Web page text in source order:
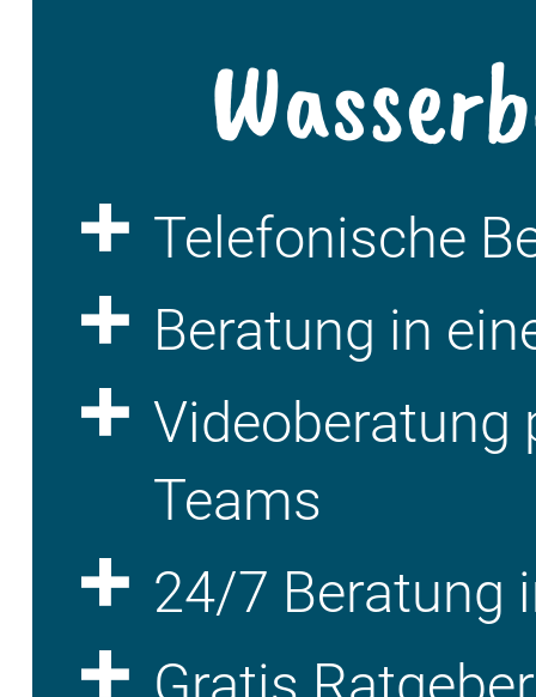
Telefonische
Beratung in
Videoberatung
Teams
24/7 Beratung